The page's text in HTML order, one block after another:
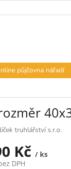
půjčovna nářadí
truhlářství s.r.o.
Kč / ks
DPH